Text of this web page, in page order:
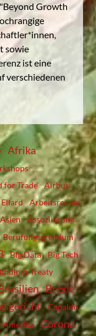
Growth
sowie
ist eine
verschiedenen
Afrika
for Trade
Airbus
Arbeitsrechte
Asien Assoziierung
Berufungsgremium
Big Data
Big Tech
Treaty
Brexit
Capaldo
Corona